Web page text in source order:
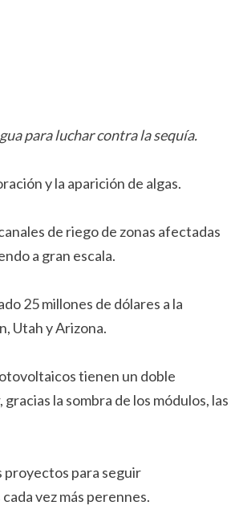
para luchar contra la sequía.
y la aparición de algas.
de riego de zonas afectadas
a gran escala.
25 millones de dólares a la
Utah y Arizona.
tienen un doble
la sombra de los módulos, las
proyectos para seguir
vez más perennes.